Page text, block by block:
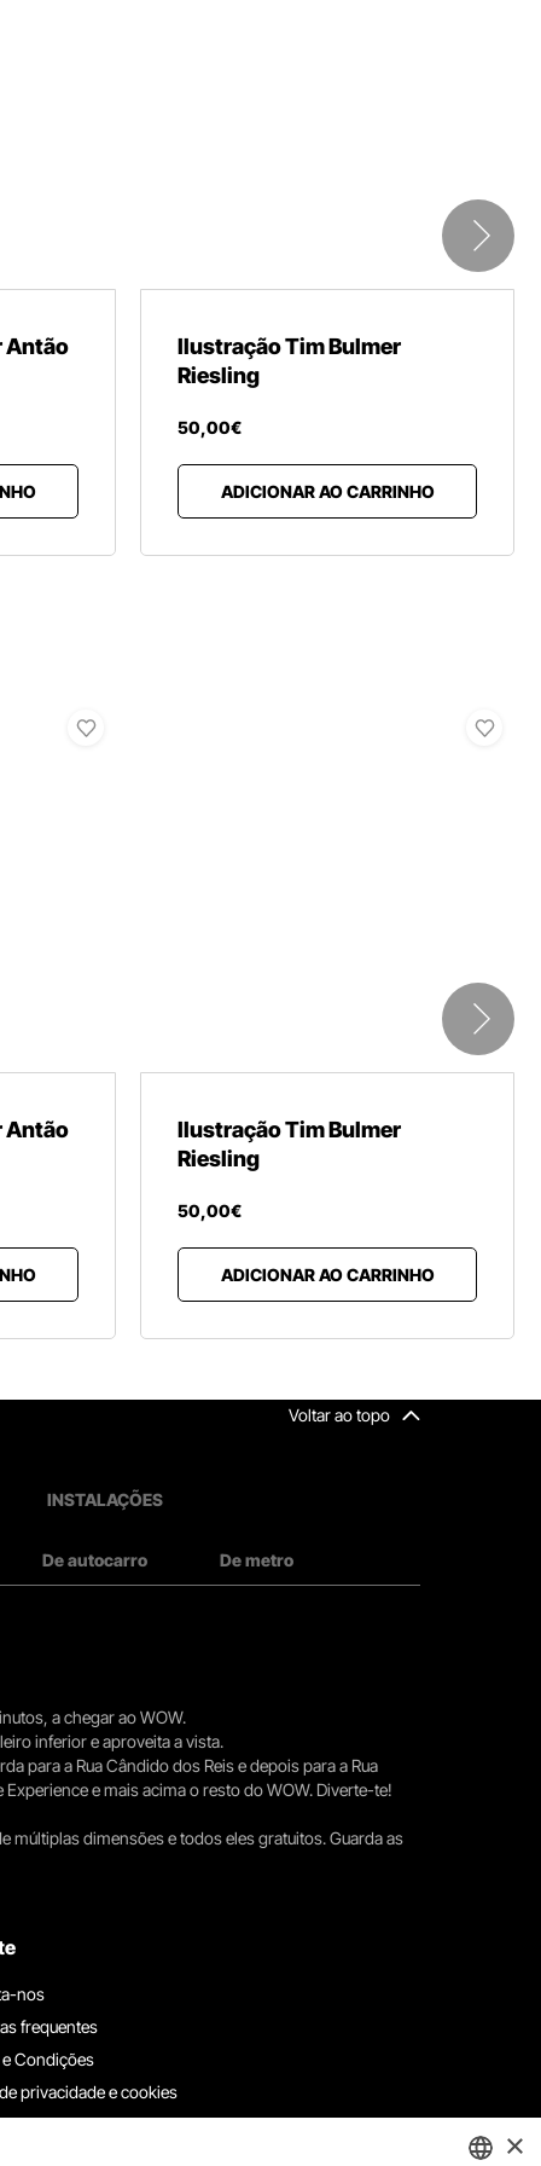
Antão
Ilustração Tim Bulmer
Riesling
50,00€
ADICIONAR AO CARRINHO
Antão
Ilustração Tim Bulmer
Riesling
50,00€
ADICIONAR AO CARRINHO
Voltar ao topo
INSTALAÇÕES
De autocarro De metro
a chegar ao WOW.
inferior e aproveita a vista.
para a Rua Cândido dos Reis e depois para a Rua
e mais acima o resto do WOW. Diverte-te!
múltiplas dimensões e todos eles gratuitos. Guarda as
nos
frequentes
Condições
privacidade e cookies
connosco
×